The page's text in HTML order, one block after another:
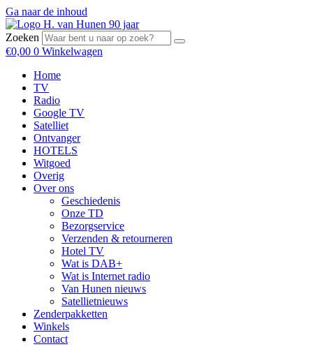
Ga naar de inhoud
Zoeken
€0,00 0 Winkelwagen
Home
TV
Radio
Google TV
Satelliet
Ontvanger
HOTELS
Witgoed
Overig
Over ons
Geschiedenis
Onze TD
Bezorgservice
Verzenden & retourneren
Hotel TV
Wat is DAB+
Wat is Internet radio
Van Hunen nieuws
Satellietnieuws
Zenderpakketten
Winkels
Contact